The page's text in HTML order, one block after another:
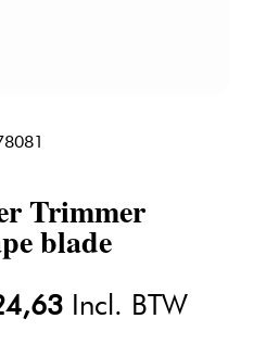
Trimmer
blade
Huidige
Incl. BTW